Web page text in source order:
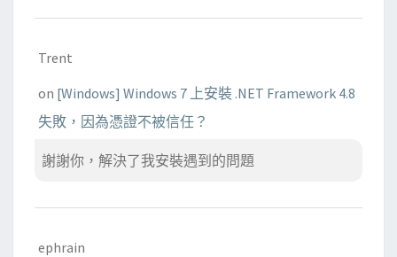
Trent
on [Windows] Windows 7 上安裝 .NET Framework 4.8
失敗，因為憑證不被信任？
謝謝你，解決了我安裝遇到的問題
ephrain